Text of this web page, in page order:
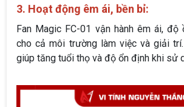
3. Hoạt động êm ái, bền bỉ:
Fan Magic FC-01 vận hành êm ái, độ
cho cả môi trường làm việc và giải
giúp tăng tuổi thọ và độ ổn định khi sử